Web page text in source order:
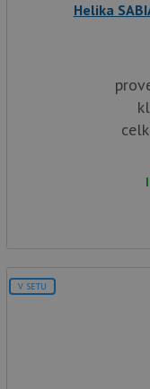
Helika
V SETU